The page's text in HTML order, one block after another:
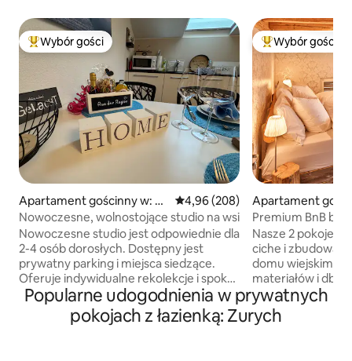
Najpopularniejsze z kategorii Wybór gości
Wybór gości
Apartament gościnny w: N
euhaus
Średnia ocena: 4,96 na 5, liczba
4,96 (208)
Nowoczesne, wolnostojące studio na wsi
Nowoczesne studio jest odpowiednie dla
2-4 osób dorosłych. Dostępny jest
prywatny parking i miejsca siedzące.
Oferuje indywidualne rekolekcje i spokój
w przyjemnej atmosferze. Aktywni
miłośnicy wypoczynku również
otrzymają swoje pieniądze w naszej
Wybór gości
Apartament
ssikon
Premium BnB
Boxspring
Nasze 2 pokoje
ciche i
domu wiejskim z
materiałów i
pokoje
jakości łóżka
cm. BnB oferuje
Popularne udogodnienia w prywatnych
pokojach z łazienką: Zurych